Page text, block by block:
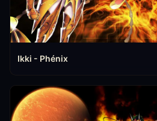
Ikki - Phénix